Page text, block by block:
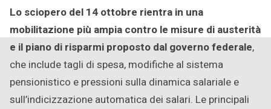
Lo sciopero del 14 ottobre rientra in una
mobilitazione più ampia contro le misure di austerità
e il piano di risparmi proposto dal governo federale,
che include tagli di spesa, modifiche al sistema
pensionistico e pressioni sulla dinamica salariale e
sull’indicizzazione automatica dei salari. Le principali